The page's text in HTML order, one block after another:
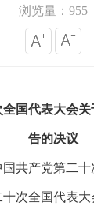
浏览量：955
国代表大会
告的决议
国共产党第二
全国代表大